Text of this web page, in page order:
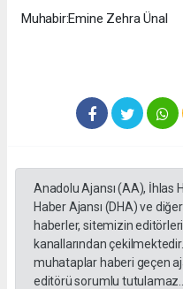
Muhabir:Emine Zehra Ünal
Anadolu Ajansı (AA), İhlas
Haber Ajansı (DHA) ve
haberler, sitemizin
kanallarından
muhataplar haberi geçen
editörü sorumlu tutulamaz...